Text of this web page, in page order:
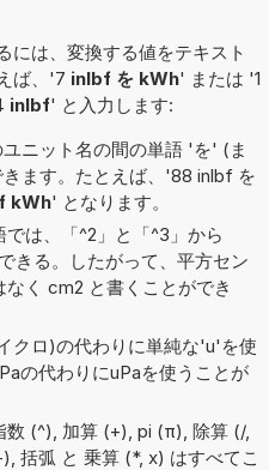
には、変換する値をテキスト
ば、'7 inlbf を kWh' または '1
inlbf' と入力します:
ニット名の間の単語 'を' (ま
ます。たとえば、'88 inlbf を
kWh' となります。
は、「^2」と「^3」から
きる。したがって、平方セン
く cm2 と書くことができ
クロ)の代わりに単純な'u'を使
の代わりにuPaを使うことが
数 (^), 加算 (+), pi (π), 除算 (/,
括弧 と 乗算 (*, x) はすべてこ